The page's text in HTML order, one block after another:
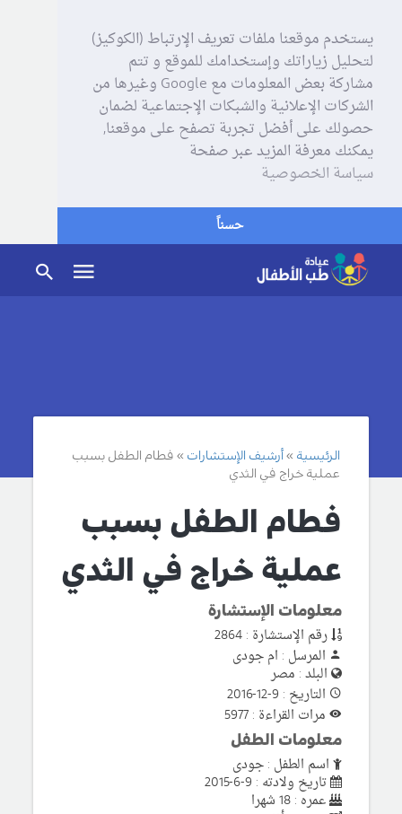
يستخدم موقعنا ملفات تعريف الإرتباط (الكوكيز)
لتحليل زياراتك وإستخدامك للموقع و تتم
مشاركة بعض المعلومات مع Google وغيرها من
الشركات الإعلانية والشبكات الإجتماعية لضمان
حصولك على أفضل تجربة تصفح على موقعنا,
يمكنك معرفة المزيد عبر صفحة
سياسة الخصوصية
حسناً
الرئيسية أرشيف الإستشارات
فطام الطفل بسبب
عملية خراج في الثدي
فطام الطفل بسبب
عملية خراج في الثدي
معلومات الإستشارة
رقم الإستشارة : 2864
المرسل : ام جودى
البلد : مصر
التاريخ : 9-12-2016
مرات القراءة : 5977
معلومات الطفل
اسم الطفل : جودى
تاريخ ولادته : 9-6-2015
عمره : 18 شهرا